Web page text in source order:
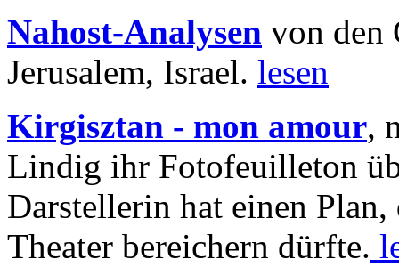
Nahost-Analysen von den
Jerusalem, Israel. lesen
Kirgisztan - mon amour,
Lindig ihr Fotofeuilleton
Darstellerin hat einen Plan,
Theater bereichern dürfte.